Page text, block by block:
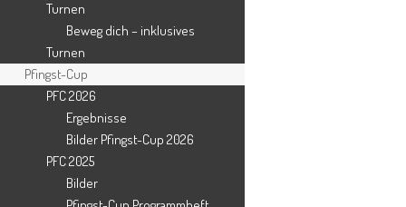
Turnen
Beweg dich – inklusives
Turnen
Pfingst-Cup
PFC 2026
Ergebnisse
Bilder Pfingst-Cup 2026
PFC 2025
Bilder